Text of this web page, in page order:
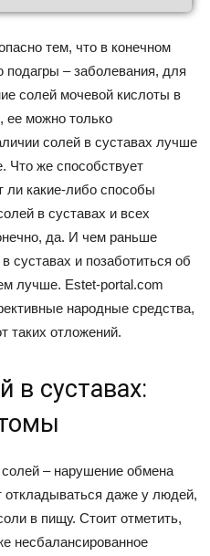
тем, что в конечном
подагры – заболевания, для
солей мочевой кислоты в
ее можно только
солей в суставах лучше
Что же способствует
ли какие-либо способы
в суставах и всех
да. И чем раньше
суставах и позаботиться об
лучше. Estet-portal.com
народные средства,
таких отложений.
в суставах:
– нарушение обмена
откладываться даже у людей,
в пищу. Стоит отметить,
несбалансированное